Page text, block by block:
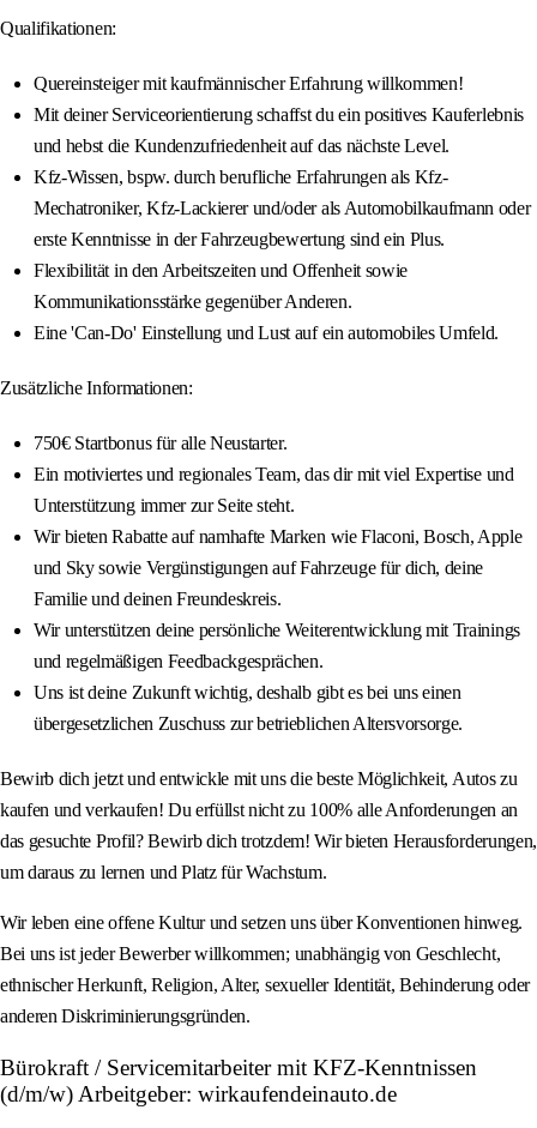
Qualifikationen:
Quereinsteiger mit kaufmännischer Erfahrung willkommen!
Mit deiner Serviceorientierung schaffst du ein positives Kauferlebnis
und hebst die Kundenzufriedenheit auf das nächste Level.
Kfz-Wissen, bspw. durch berufliche Erfahrungen als Kfz-
Mechatroniker, Kfz-Lackierer und/oder als Automobilkaufmann oder
erste Kenntnisse in der Fahrzeugbewertung sind ein Plus.
Flexibilität in den Arbeitszeiten und Offenheit sowie
Kommunikationsstärke gegenüber Anderen.
Eine 'Can-Do' Einstellung und Lust auf ein automobiles Umfeld.
Zusätzliche Informationen:
750€ Startbonus für alle Neustarter.
Ein motiviertes und regionales Team, das dir mit viel Expertise und
Unterstützung immer zur Seite steht.
Wir bieten Rabatte auf namhafte Marken wie Flaconi, Bosch, Apple
und Sky sowie Vergünstigungen auf Fahrzeuge für dich, deine
Familie und deinen Freundeskreis.
Wir unterstützen deine persönliche Weiterentwicklung mit Trainings
und regelmäßigen Feedbackgesprächen.
Uns ist deine Zukunft wichtig, deshalb gibt es bei uns einen
übergesetzlichen Zuschuss zur betrieblichen Altersvorsorge.
Bewirb dich jetzt und entwickle mit uns die beste Möglichkeit, Autos zu
kaufen und verkaufen! Du erfüllst nicht zu 100% alle Anforderungen an
das gesuchte Profil? Bewirb dich trotzdem! Wir bieten Herausforderungen,
um daraus zu lernen und Platz für Wachstum.
Wir leben eine offene Kultur und setzen uns über Konventionen hinweg.
Bei uns ist jeder Bewerber willkommen; unabhängig von Geschlecht,
ethnischer Herkunft, Religion, Alter, sexueller Identität, Behinderung oder
anderen Diskriminierungsgründen.
Bürokraft / Servicemitarbeiter mit KFZ-Kenntnissen
(d/m/w) Arbeitgeber: wirkaufendeinauto.de